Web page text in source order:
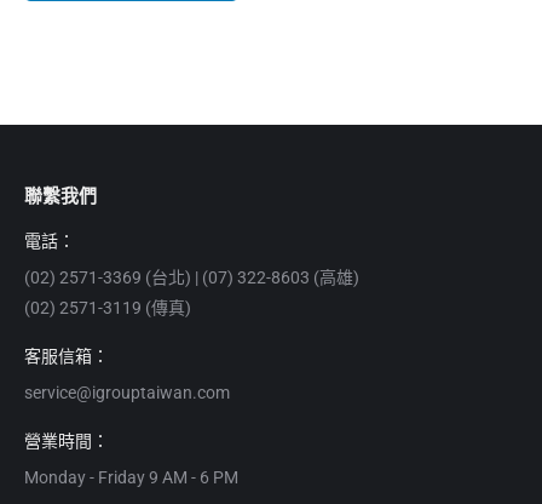
聯繫我們
電話：
(02) 2571-3369 (台北) | (07) 322-8603 (高雄)
(02) 2571-3119 (傳真)
客服信箱：
service@igrouptaiwan.com
營業時間：
Monday - Friday 9 AM - 6 PM